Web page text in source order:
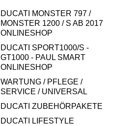
DUCATI MONSTER 797 /
MONSTER 1200 / S AB 2017
ONLINESHOP
DUCATI SPORT1000/S -
GT1000 - PAUL SMART
ONLINESHOP
WARTUNG / PFLEGE /
SERVICE / UNIVERSAL
DUCATI ZUBEHÖRPAKETE
DUCATI LIFESTYLE